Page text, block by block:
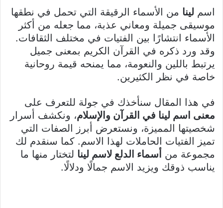
اسم لينا من الأسماء الرقيقة التي تحمل في نطقها
موسيقى جميلة ومعاني عذبة، مما جعله من أكثر
الأسماء انتشارًا بين الفتيات في مختلف الثقافات.
وقد ورد ذكره في القرآن الكريم بمعنى جميل
يرتبط باللين والنعومة، مما يمنحه قيمة روحانية
خاصة في نظر الكثيرين.
في هذا المقال سنأخذك في جولة للتعرف على
معنى اسم لينا في القرآن والإسلام، ونكشف أسرار
شخصيتها المميزة، ونستعرض أبرز الصفات التي
تميز الفتيات الحاملات لهذا الاسم. كما سنقدم لك
مجموعة من أسماء الدلع لاسم لينا لتختار منها ما
يناسب ذوقك ويزيد الاسم جمالًا ودلالًا.